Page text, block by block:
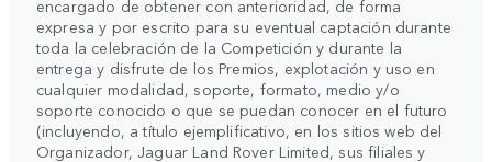
encargado de obtener con anterioridad, de forma
expresa y por escrito para su eventual captación durante
toda la celebración de la Competición y durante la
entrega y disfrute de los Premios, explotación y uso en
cualquier modalidad, soporte, formato, medio y/o
soporte conocido o que se puedan conocer en el futuro
(incluyendo, a título ejemplificativo, en los sitios web del
Organizador, Jaguar Land Rover Limited, sus filiales y